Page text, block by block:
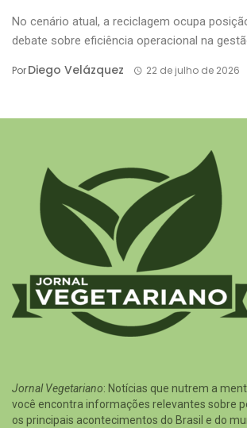
No cenário atual, a reciclagem ocupa
debate sobre eficiência operacional na
PorDiego Velázquez 22 de julho de 2026
Jornal Vegetariano: Notícias que nutrem a
você encontra informações relevantes sobre
os principais acontecimentos do Brasil e do